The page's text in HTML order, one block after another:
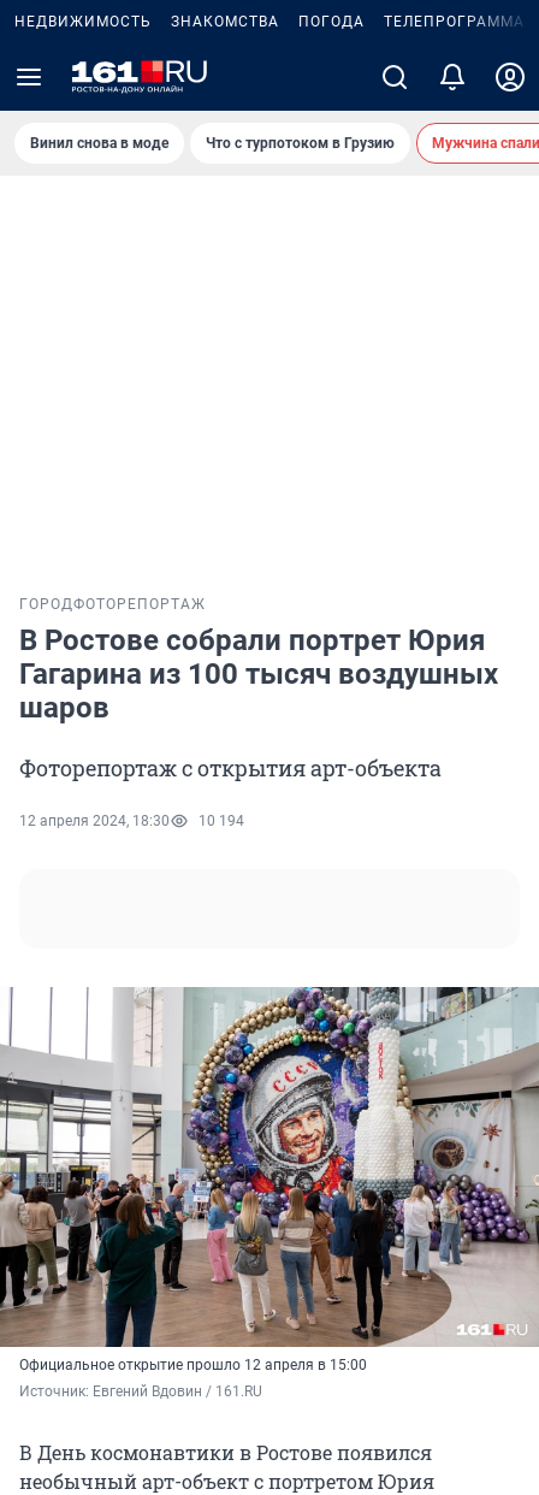
НЕДВИЖИМОСТЬ ЗНАКОМСТВА ПОГОДА ТЕЛЕПРОГРАММА
Винил снова в моде Что с турпотоком в Грузию Мужчина
ГОРОДФОТОРЕПОРТАЖ
В Ростове собрали портрет Юрия
Гагарина из 100 тысяч воздушных
шаров
Фоторепортаж с открытия арт-объекта
12 апреля 2024, 18:30 10 194
Официальное открытие прошло 12 апреля в 15:00
Источник: Евгений Вдовин / 161.RU
В День космонавтики в Ростове появился
необычный арт-объект с портретом Юрия